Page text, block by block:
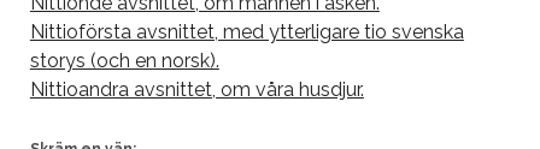
Nittioförsta avsnittet, med ytterligare tio svenska
storys (och en norsk).
Nittioandra avsnittet, om våra husdjur.